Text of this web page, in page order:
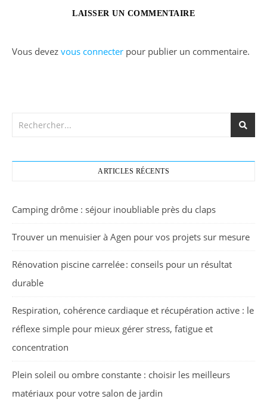
LAISSER UN COMMENTAIRE
Vous devez vous connecter pour publier un commentaire.
ARTICLES RÉCENTS
Camping drôme : séjour inoubliable près du claps
Trouver un menuisier à Agen pour vos projets sur mesure
Rénovation piscine carrelée : conseils pour un résultat
durable
Respiration, cohérence cardiaque et récupération active : le
réflexe simple pour mieux gérer stress, fatigue et
concentration
Plein soleil ou ombre constante : choisir les meilleurs
matériaux pour votre salon de jardin